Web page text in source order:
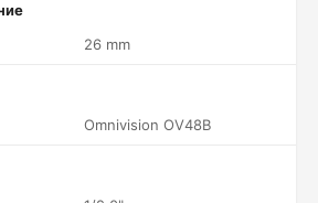
26 mm
Omnivision OV48B